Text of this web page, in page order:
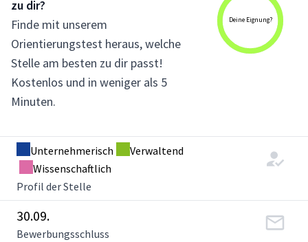
Deine Eignung?
zu dir?
Finde mit unserem
Orientierungstest heraus, welche
Stelle am besten zu dir passt!
Kostenlos und in weniger als 5
Minuten.
Unternehmerisch
Verwaltend
Wissenschaftlich
Profil der Stelle
30.09.
Bewerbungsschluss